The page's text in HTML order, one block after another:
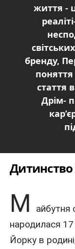
життя -
бренду,
поняття
стаття
Дрім-
Дитинство
М айбутня
народилася
Йорку в